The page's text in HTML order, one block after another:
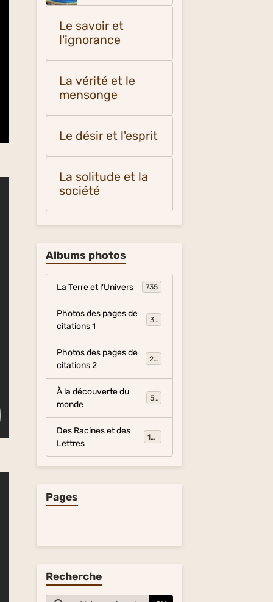
Le savoir et
l'ignorance
La vérité et le
mensonge
Le désir et l'esprit
La solitude et la
société
Albums photos
La Terre et l'Univers 735
Photos des pages de
citations 1
317
Photos des pages de
citations 2
281
À la découverte du
monde
54
Des Racines et des
Lettres
134
Pages
Recherche